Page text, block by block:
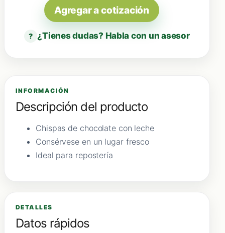
Agregar a cotización
? ¿Tienes dudas? Habla con un asesor
INFORMACIÓN
Descripción del producto
Chispas de chocolate con leche
Consérvese en un lugar fresco
Ideal para repostería
DETALLES
Datos rápidos